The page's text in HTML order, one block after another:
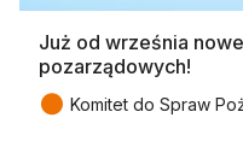
Już od września
pozarządowych!
● Komitet do Spraw